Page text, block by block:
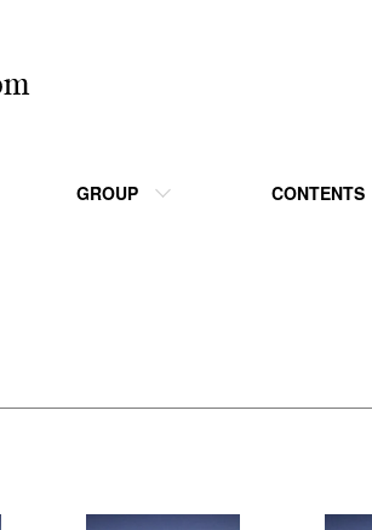
GROUP CONTENTS